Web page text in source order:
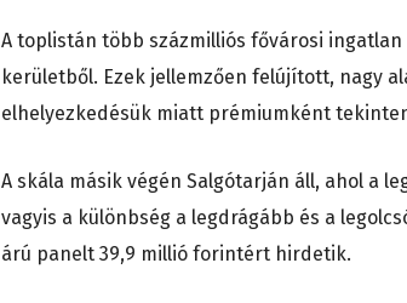
A toplistán több százmilliós fővárosi
kerületből. Ezek jellemzően felújított, nagy
elhelyezkedésük miatt prémiumként
A skála másik végén Salgótarján áll, ahol a
vagyis a különbség a legdrágább és a
árú panelt 39,9 millió forintért hirdetik.